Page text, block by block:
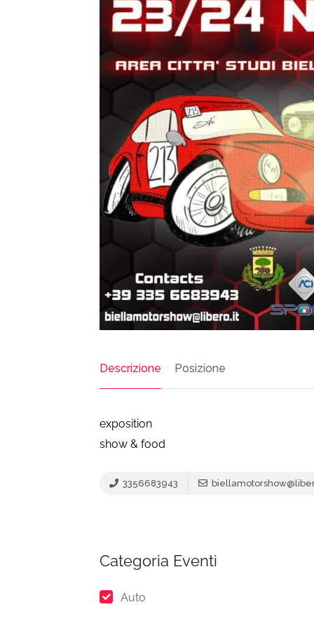
Descrizione Posizione
exposition
show & food
3356683943
Categoria Eventi
Auto